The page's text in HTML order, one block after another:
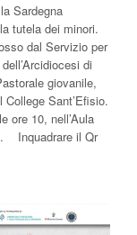
Sardegna
tutela dei minori.
dal Servizio per
di
giovanile,
Sant’Efisio.
ore 10, nell’Aula
Inquadrare il Qr